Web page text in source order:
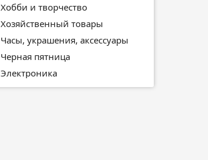
Хобби и творчество
Хозяйственный товары
Часы, украшения, аксессуары
Черная пятница
Электроника